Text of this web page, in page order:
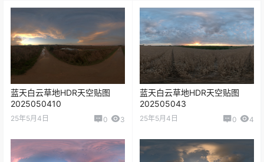
蓝天白云草地HDR天空贴图
2025050410
25年5月4日 0 3
蓝天白云草地HDR天空贴图
202505043
25年5月4日 0 4